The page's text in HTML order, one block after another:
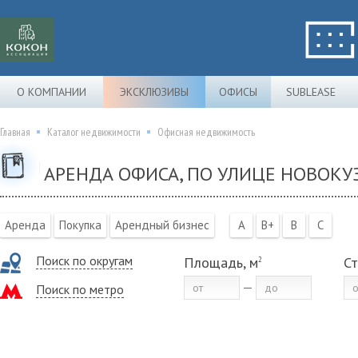
О КОМПАНИИ ЭКСКЛЮЗИВЫ ОФИСЫ SUBLEASE
Главная Каталог недвижимости Офисная недвижимость
АРЕНДА ОФИСА, ПО УЛИЦЕ
Аренда Покупка Арендный бизнес A B+ B C
Поиск по округам
Поиск по метро
Площадь, м2